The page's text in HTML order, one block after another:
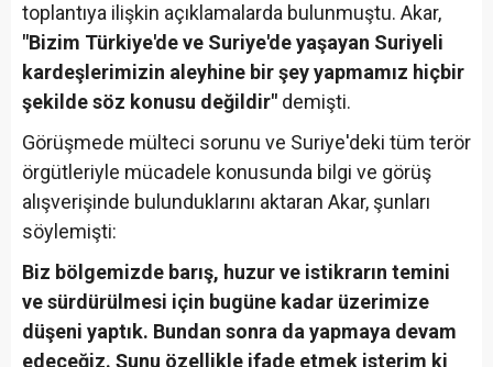
toplantıya ilişkin açıklamalarda bulunmuştu. Akar,
"Bizim Türkiye'de ve Suriye'de yaşayan Suriyeli
kardeşlerimizin aleyhine bir şey yapmamız hiçbir
şekilde söz konusu değildir" demişti.
Görüşmede mülteci sorunu ve Suriye'deki tüm terör
örgütleriyle mücadele konusunda bilgi ve görüş
alışverişinde bulunduklarını aktaran Akar, şunları
söylemişti:
Biz bölgemizde barış, huzur ve istikrarın temini
ve sürdürülmesi için bugüne kadar üzerimize
düşeni yaptık. Bundan sonra da yapmaya devam
edeceğiz. Şunu özellikle ifade etmek isterim ki